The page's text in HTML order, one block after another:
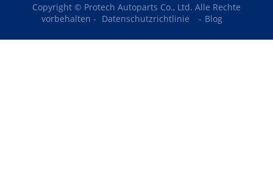
Copyright © Protech Autoparts Co., Ltd. Alle Rechte
vorbehalten - Datenschutzrichtlinie - Blog